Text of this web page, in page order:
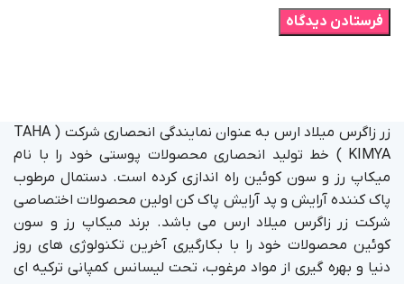
زر زاگرس میلاد ارس به عنوان نمایندگی انحصاری شرکت ( TAHA
KIMYA ) خط تولید انحصاری محصولات پوستی خود را با نام
میکاپ رز و سون کوئین راه اندازی کرده است. دستمال مرطوب
پاک کننده آرایش و پد آرایش پاک کن اولین محصولات اختصاصی
شرکت زر زاگرس میلاد ارس می باشد. برند میکاپ رز و سون
کوئین محصولات خود را با بکارگیری آخرین تکنولوژی های روز
دنیا و بهره گیری از مواد مرغوب، تحت لیسانس کمپانی ترکیه ای